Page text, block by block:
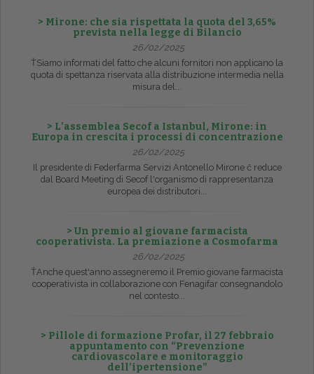
> Mirone: che sia rispettata la quota del 3,65%
prevista nella legge di Bilancio
26/02/2025
ŤSiamo informati del fatto che alcuni fornitori non applicano la
quota di spettanza riservata alla distribuzione intermedia nella
misura del...
> L’assemblea Secof a Istanbul, Mirone: in
Europa in crescita i processi di concentrazione
26/02/2025
Il presidente di Federfarma Servizi Antonello Mirone č reduce
dal Board Meeting di Secof l'organismo di rappresentanza
europea dei distributori...
> Un premio al giovane farmacista
cooperativista. La premiazione a Cosmofarma
26/02/2025
ŤAnche quest'anno assegneremo il Premio giovane farmacista
cooperativista in collaborazione con Fenagifar consegnandolo
nel contesto...
> Pillole di formazione Profar, il 27 febbraio
appuntamento con “Prevenzione
cardiovascolare e monitoraggio
dell’ipertensione”